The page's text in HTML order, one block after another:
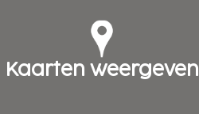
Kaarten weergeven